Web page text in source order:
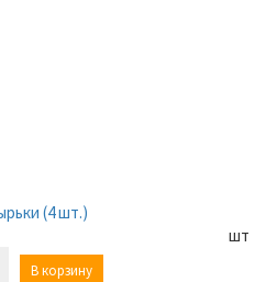
(4 шт.)
шт
В корзину